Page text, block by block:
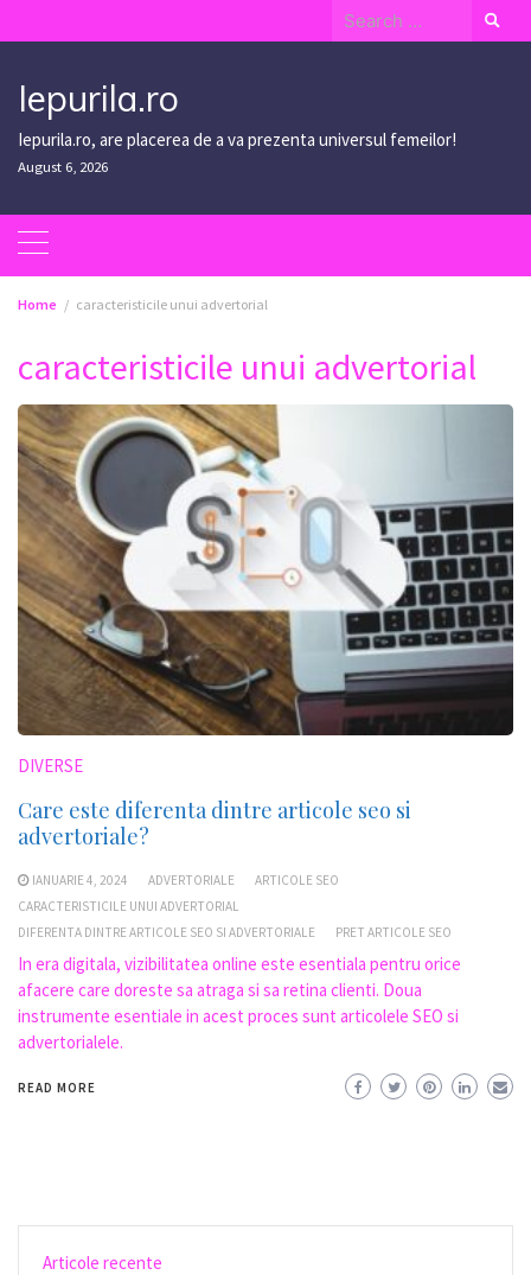
to
Search
for:
Iepurila.ro
Iepurila.ro, are placerea de a va prezenta universul femeilor!
August 6, 2026
Home caracteristicile unui advertorial
caracteristicile unui advertorial
DIVERSE
Care este diferenta dintre articole seo si
advertoriale?
IANUARIE 4, 2024 ADVERTORIALE
ARTICOLE SEO
CARACTERISTICILE UNUI ADVERTORIAL
DIFERENTA DINTRE ARTICOLE SEO SI ADVERTORIALE
PRET ARTICOLE SEO
In era digitala, vizibilitatea online este esentiala pentru orice
afacere care doreste sa atraga si sa retina clienti. Doua
instrumente esentiale in acest proces sunt articolele SEO si
advertorialele.
READ MORE
Articole recente